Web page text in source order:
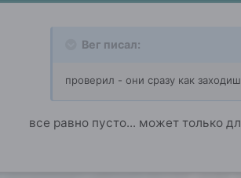
Вег писал:
проверил - они сразу как
все равно пусто... может только